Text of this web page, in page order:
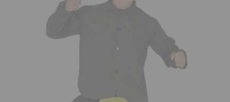
¡Adelante! Te estabamos esperando.